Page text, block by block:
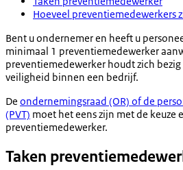
Hoeveel preventiemedewerkers
Bent u ondernemer en heeft u
minimaal 1 preventiemedewerker
preventiemedewerker houdt zich
veiligheid binnen een bedrijf.
De ondernemingsraad (OR) of de
(PVT) moet het eens zijn met de keuze
preventiemedewerker.
Taken